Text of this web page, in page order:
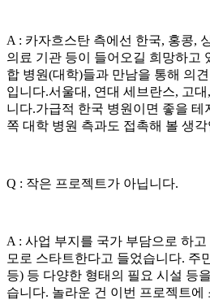
A : 카자흐스탄 측에선 한국, 홍콩,
의료 기관 등이 들어오길 희망하고
합 병원(대학)들과 만남을 통해 의
입니다.서울대, 연대 세브란스, 고
니다.가급적 한국 병원이면 좋을 테
쪽 대학 병원 측과도 접촉해 볼 생
Q : 작은 프로젝트가 아닙니다.
A : 사업 부지를 국가 부담으로 하
모로 스타트한다고 들었습니다. 주
등) 등 다양한 형태의 필요 시설 등
습니다. 놀라운 건 이번 프로젝트에